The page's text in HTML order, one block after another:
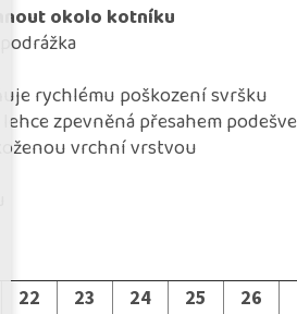
okolo kotníku
rychlému poškození svršku
lehce zpevněná přesahem podešve
vrchní vrstvou
22 23 24 25 26